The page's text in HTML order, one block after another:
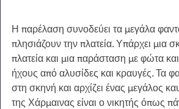
Η παρέλαση συνοδεύει τα μεγάλα
πλησιάζουν την πλατεία. Υπάρχει μια
πλατεία και μια παράσταση με φώτα
ήχους από αλυσίδες και κραυγές. Τα
στη σκηνή και αρχίζει ένας μεγάλος
της Χάρμαινας είναι ο νικητής όπως